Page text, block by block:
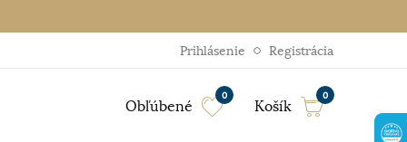
Prihlásenie Registrácia
Obľúbené
0
Košík
0